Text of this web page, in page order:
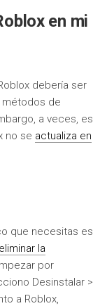
en mi
debería ser
de
a veces, es
no se actualiza en
que necesitas es
eliminar la
por
Desinstalar >
a Roblox,